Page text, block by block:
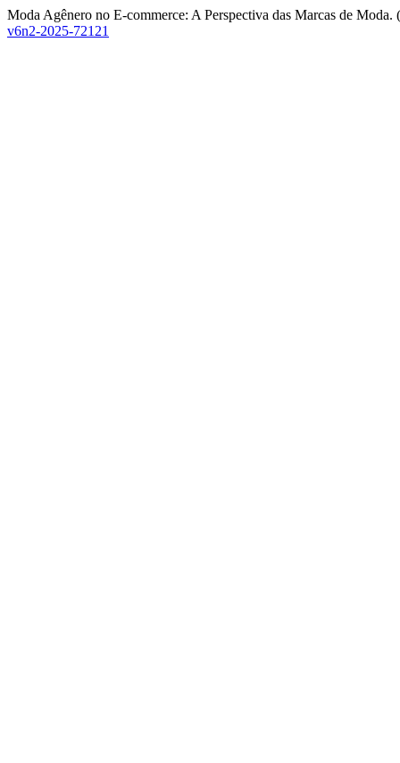
Moda Agênero no E-commerce: A Perspectiva das Marcas de
v6n2-2025-72121